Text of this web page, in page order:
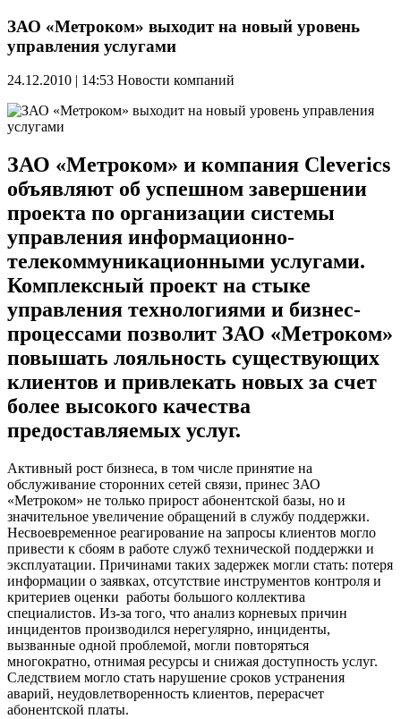
ЗАО «Метроком» выходит на новый уровень
управления услугами
24.12.2010 | 14:53 Новости компаний
ЗАО «Метроком» и компания Cleverics
объявляют об успешном завершении
проекта по организации системы
управления информационно-
телекоммуникационными услугами.
Комплексный проект на стыке
управления технологиями и бизнес-
процессами позволит ЗАО «Метроком»
повышать лояльность существующих
клиентов и привлекать новых за счет
более высокого качества
предоставляемых услуг.
Активный рост бизнеса, в том числе принятие на
обслуживание сторонних сетей связи, принес ЗАО
«Метроком» не только прирост абонентской базы, но и
значительное увеличение обращений в службу поддержки.
Несвоевременное реагирование на запросы клиентов могло
привести к сбоям в работе служб технической поддержки и
эксплуатации. Причинами таких задержек могли стать: потеря
информации о заявках, отсутствие инструментов контроля и
критериев оценки работы большого коллектива
специалистов. Из-за того, что анализ корневых причин
инцидентов производился нерегулярно, инциденты,
вызванные одной проблемой, могли повторяться
многократно, отнимая ресурсы и снижая доступность услуг.
Следствием могло стать нарушение сроков устранения
аварий, неудовлетворенность клиентов, перерасчет
абонентской платы.